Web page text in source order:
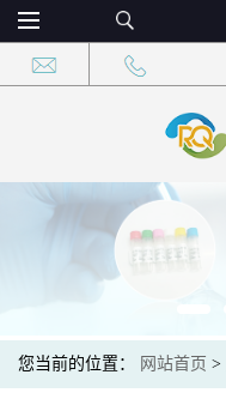
您当前的位置： 网站首页 >